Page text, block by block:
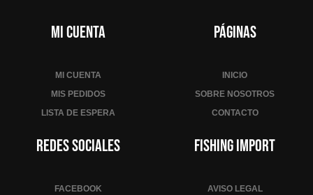
Mi cuenta
MI CUENTA
MIS PEDIDOS
LISTA DE ESPERA
Páginas
INICIO
SOBRE NOSOTROS
CONTACTO
Redes sociales
FACEBOOK
Fishing Import
AVISO LEGAL